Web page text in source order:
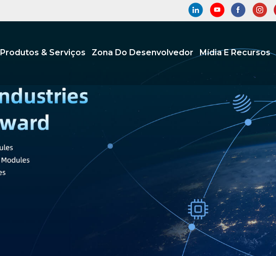
Produtos & Serviços Zona Do Desenvolvedor Mídia E Recursos